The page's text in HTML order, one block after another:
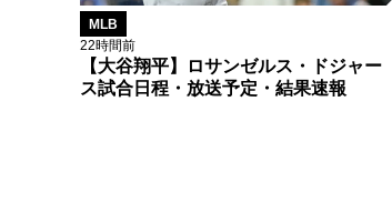
MLB
22時間前
【大谷翔平】ロサンゼルス・ドジャー
ス試合日程・放送予定・結果速報